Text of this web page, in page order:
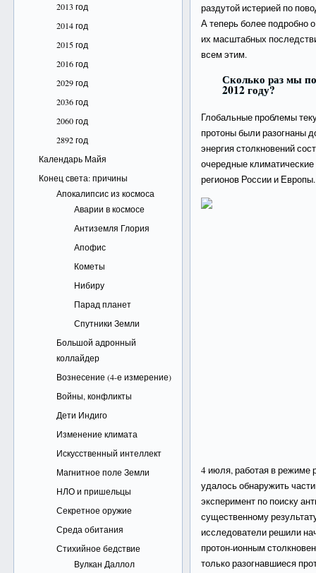
2013 год
2014 год
2015 год
2016 год
2029 год
2036 год
2060 год
2892 год
Календарь Майя
Конец света: причины
Апокалипсис из космоса
Аварии в космосе
Антиземля Глория
Апофис
Кометы
Нибиру
Парад планет
Спутники Земли
Большой адронный
коллайдер
Вознесение (4-е измерение)
Войны, конфликты
Дети Индиго
Изменение климата
Искусственный интеллект
Магнитное поле Земли
НЛО и пришельцы
Секретное оружие
Среда обитания
Стихийное бедствие
Вулкан Даллол
раздутой истерией по
А теперь более подробно
их масштабных
всем этим.
Сколько раз мы
2012 году?
Глобальные проблемы
протоны были разогнаны
энергия столкновений
очередные
регионов России и Европы.
4 июля, работая в режиме
удалось обнаружить
эксперимент по поиску
существенному
исследователи решили
протон-ионным
только разогнавшиеся